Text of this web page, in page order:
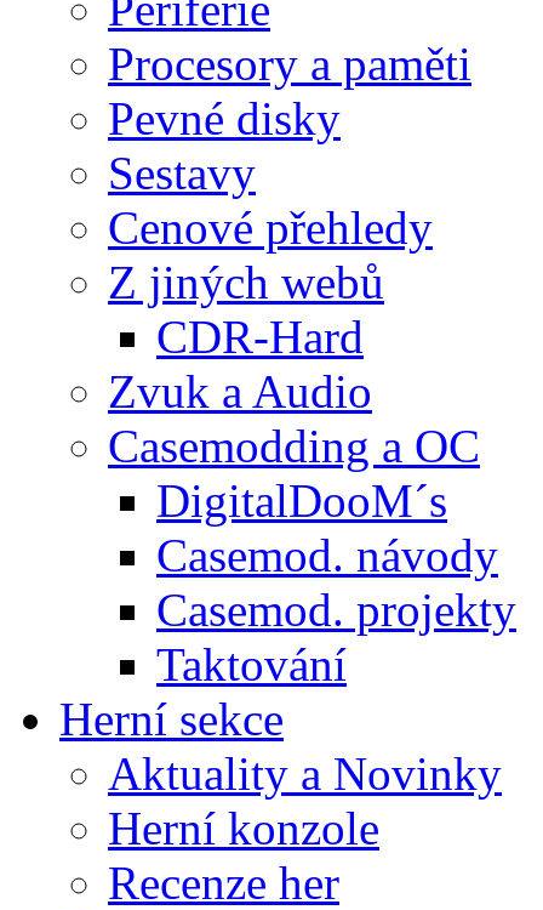
Procesory a paměti
Pevné disky
Sestavy
Cenové přehledy
Z jiných webů
CDR-Hard
Zvuk a Audio
Casemodding a OC
DigitalDooM´s
Casemod. návody
Casemod. projekty
Taktování
Herní sekce
Aktuality a Novinky
Herní konzole
Recenze her